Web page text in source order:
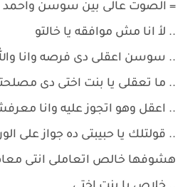
= الصوت عالى بين سوسن واحمد
.. لأ انا مش موافقه يا خالتو
.. سوسن اعقلى دى فرصه وانا
.. ما تعقلى يا بنت اختى دى
.. اعقل وهو اتجوز عليه وانا
.. قولتلك يا حبيبتى ده جواز على
هشوفها خالص اتعاملى انتى